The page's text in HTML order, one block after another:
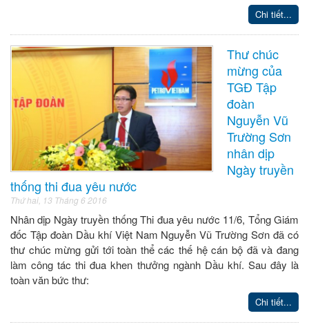
Chi tiết...
Thư chúc
mừng của
TGĐ Tập
đoàn
Nguyễn Vũ
Trường Sơn
nhân dịp
Ngày truyền
thống thi đua yêu nước
Thứ hai, 13 Tháng 6 2016
Nhân dịp Ngày truyền thống Thi đua yêu nước 11/6, Tổng Giám
đốc Tập đoàn Dầu khí Việt Nam Nguyễn Vũ Trường Sơn đã có
thư chúc mừng gửi tới toàn thể các thế hệ cán bộ đã và đang
làm công tác thi đua khen thưởng ngành Dầu khí. Sau đây là
toàn văn bức thư:
Chi tiết...